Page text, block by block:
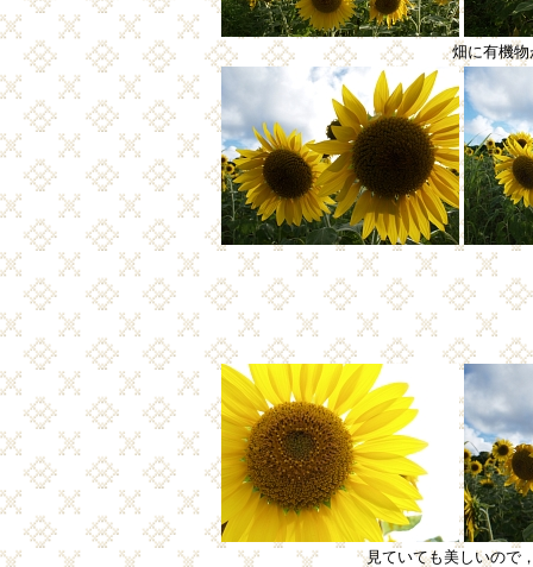
畑に有機
見ていても美しいので